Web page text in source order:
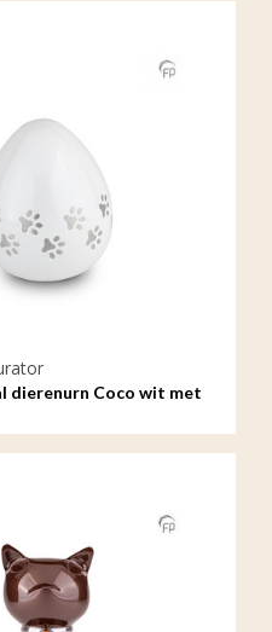
dierenurn Coco wit met